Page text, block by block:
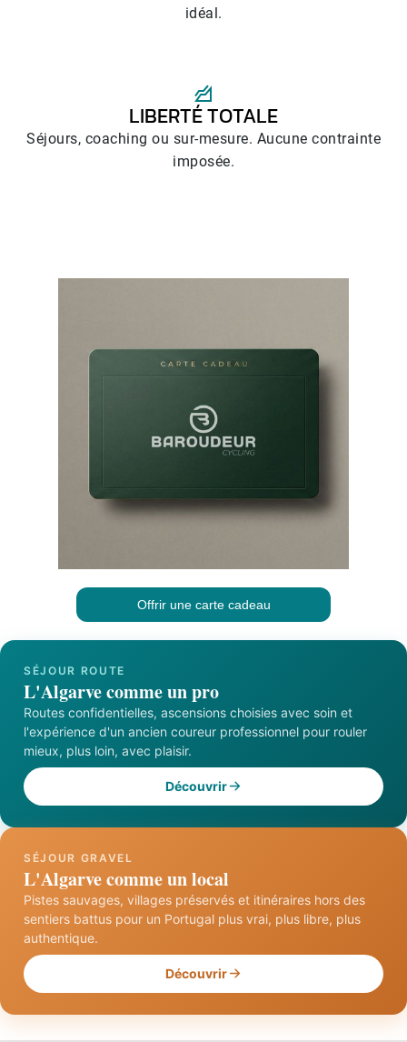
idéal.
LIBERTÉ TOTALE
Séjours, coaching ou sur-mesure. Aucune contrainte
imposée.
Offrir une carte cadeau
SÉJOUR ROUTE
L'Algarve comme un pro
Routes confidentielles, ascensions choisies avec soin et
l'expérience d'un ancien coureur professionnel pour rouler
mieux, plus loin, avec plaisir.
Découvrir
SÉJOUR GRAVEL
L'Algarve comme un local
Pistes sauvages, villages préservés et itinéraires hors des
sentiers battus pour un Portugal plus vrai, plus libre, plus
authentique.
Découvrir